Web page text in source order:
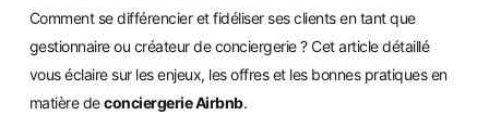
Comment se différencier et fidéliser ses clients en tant que
gestionnaire ou créateur de conciergerie ? Cet article détaillé
vous éclaire sur les enjeux, les offres et les bonnes pratiques en
matière deconciergerie Airbnb.